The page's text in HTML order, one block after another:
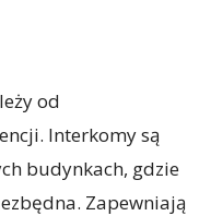
od
Interkomy są
budynkach, gdzie
Zapewniają